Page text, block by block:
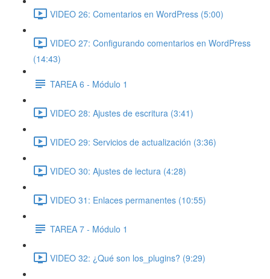
VIDEO 26: Comentarios en WordPress (5:00)
VIDEO 27: Configurando comentarios en WordPress
(14:43)
TAREA 6 - Módulo 1
VIDEO 28: Ajustes de escritura (3:41)
VIDEO 29: Servicios de actualización (3:36)
VIDEO 30: Ajustes de lectura (4:28)
VIDEO 31: Enlaces permanentes (10:55)
TAREA 7 - Módulo 1
VIDEO 32: ¿Qué son los_plugins? (9:29)